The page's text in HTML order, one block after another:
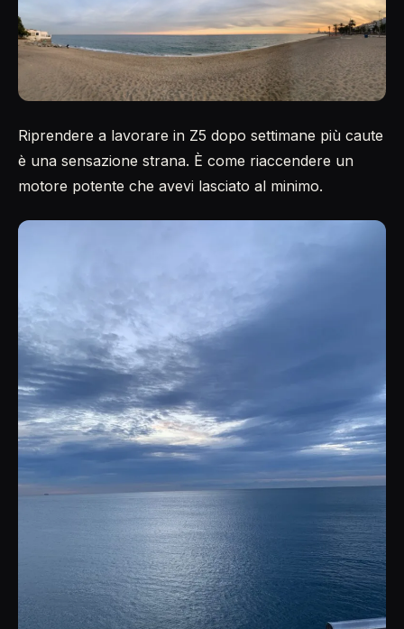
Riprendere a lavorare in Z5 dopo settimane più caute
è una sensazione strana. È come riaccendere un
motore potente che avevi lasciato al minimo.